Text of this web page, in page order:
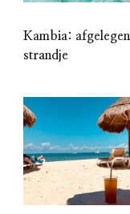
Kambia: afgelegen
strandje